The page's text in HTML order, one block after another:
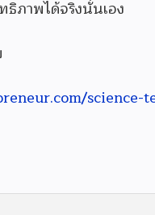
ธิภาพได้จริงนั่นเอง
science-